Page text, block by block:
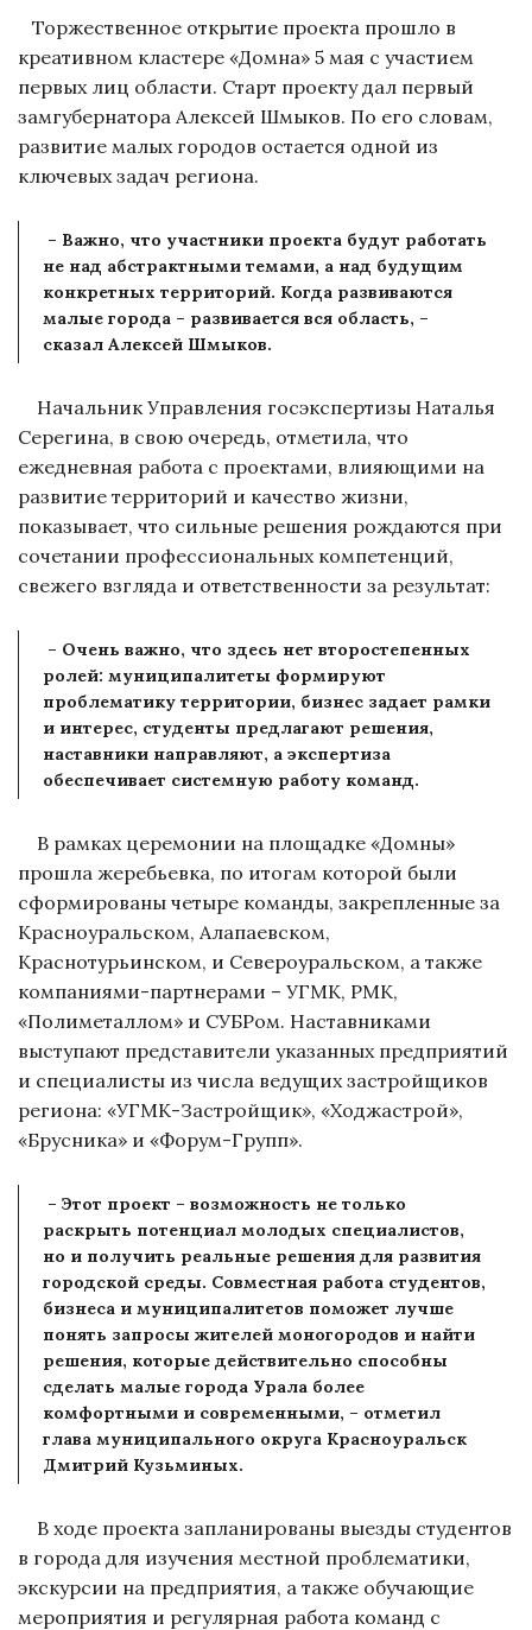
Торжественное открытие проекта прошло в
креативном кластере «Домна» 5 мая с участием
первых лиц области. Старт проекту дал первый
замгубернатора Алексей Шмыков. По его словам,
развитие малых городов остается одной из
ключевых задач региона.
– Важно, что участники проекта будут работать
не над абстрактными темами, а над будущим
конкретных территорий. Когда развиваются
малые города – развивается вся область, –
сказал Алексей Шмыков.
Начальник Управления госэкспертизы Наталья
Серегина, в свою очередь, отметила, что
ежедневная работа с проектами, влияющими на
развитие территорий и качество жизни,
показывает, что сильные решения рождаются при
сочетании профессиональных компетенций,
свежего взгляда и ответственности за результат:
– Очень важно, что здесь нет второстепенных
ролей: муниципалитеты формируют
проблематику территории, бизнес задает рамки
и интерес, студенты предлагают решения,
наставники направляют, а экспертиза
обеспечивает системную работу команд.
В рамках церемонии на площадке «Домны»
прошла жеребьевка, по итогам которой были
сформированы четыре команды, закрепленные за
Красноуральском, Алапаевском,
Краснотурьинском, и Североуральском, а также
компаниями-партнерами – УГМК, РМК,
«Полиметаллом» и СУБРом. Наставниками
выступают представители указанных предприятий
и специалисты из числа ведущих застройщиков
региона: «УГМК-Застройщик», «Ходжастрой»,
«Брусника» и «Форум-Групп».
– Этот проект – возможность не только
раскрыть потенциал молодых специалистов,
но и получить реальные решения для развития
городской среды. Совместная работа студентов,
бизнеса и муниципалитетов поможет лучше
понять запросы жителей моногородов и найти
решения, которые действительно способны
сделать малые города Урала более
комфортными и современными, – отметил
глава муниципального округа Красноуральск
Дмитрий Кузьминых.
В ходе проекта запланированы выезды студентов
в города для изучения местной проблематики,
экскурсии на предприятия, а также обучающие
мероприятия и регулярная работа команд с